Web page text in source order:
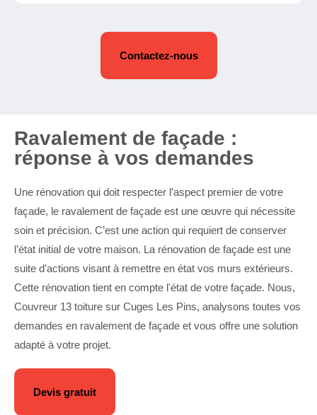
Contactez-nous
Ravalement de façade :
réponse à vos demandes
Une rénovation qui doit respecter l’aspect premier de votre
façade, le ravalement de façade est une œuvre qui nécessite
soin et précision. C’est une action qui requiert de conserver
l’état initial de votre maison. La rénovation de façade est une
suite d'actions visant à remettre en état vos murs extérieurs.
Cette rénovation tient en compte l'état de votre façade. Nous,
Couvreur 13 toiture sur Cuges Les Pins, analysons toutes vos
demandes en ravalement de façade et vous offre une solution
adapté à votre projet.
Devis gratuit